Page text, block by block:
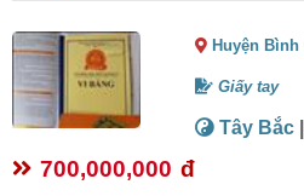
Huyện
Giấy tay
Tây Bắc
700,000,000 đ